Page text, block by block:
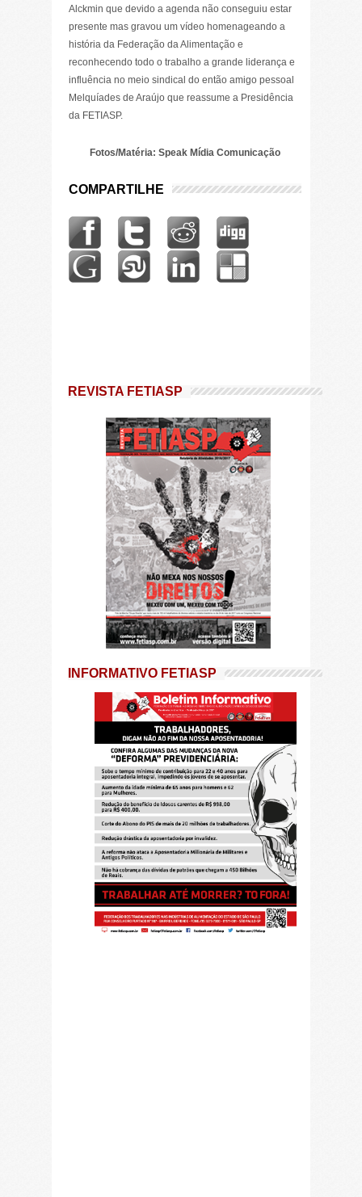
Alckmin que devido a agenda não conseguiu estar
presente mas gravou um vídeo homenageando a
história da Federação da Alimentação e
reconhecendo todo o trabalho a grande liderança e
influência no meio sindical do então amigo pessoal
Melquíades de Araújo que reassume a Presidência
da FETIASP.
Fotos/Matéria: Speak Mídia Comunicação
COMPARTILHE
REVISTA FETIASP
INFORMATIVO FETIASP